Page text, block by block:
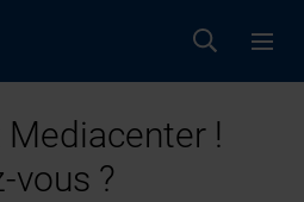
Mediacenter !
vous ?